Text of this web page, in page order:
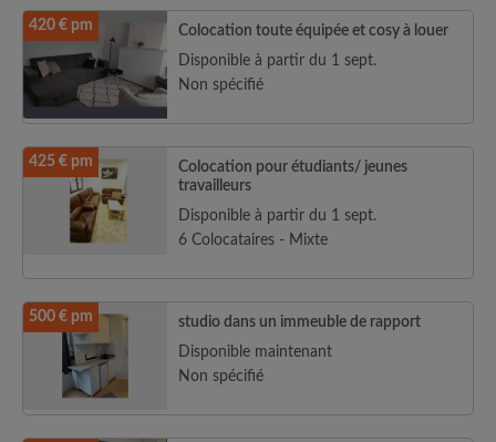
420 € pm
Colocation toute équipée et cosy à louer
Disponible à partir du 1 sept.
Non spécifié
425 € pm
Colocation pour étudiants/ jeunes
travailleurs
Disponible à partir du 1 sept.
6 Colocataires - Mixte
500 € pm
studio dans un immeuble de rapport
Disponible maintenant
Non spécifié